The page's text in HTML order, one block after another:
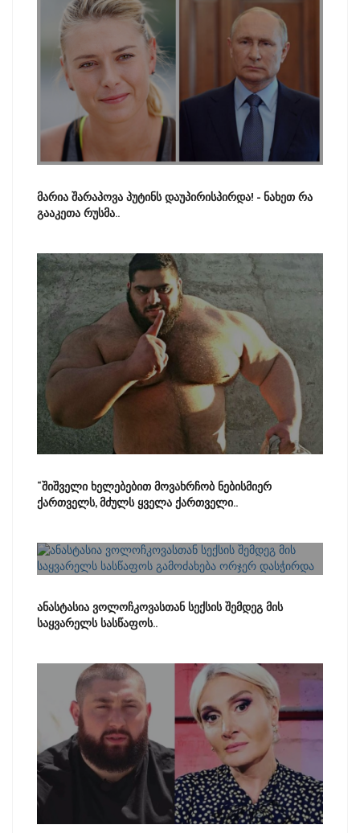
მარია შარაპოვა პუტინს დაუპირისპირდა! - ნახეთ რა
გააკეთა რუსმა..
“შიშველი ხელებებით მოვახრჩობ ნებისმიერ
ქართველს, მძულს ყველა ქართველი..
ანასტასია ვოლოჩკოვასთან სექსის შემდეგ მის
საყვარელს სასწაფოს..